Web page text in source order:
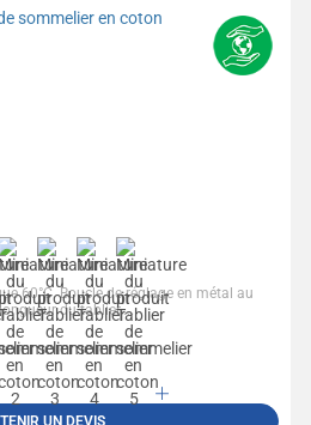
60°C. Boucle de réglage en métal au
du tablier....
UN DEVIS